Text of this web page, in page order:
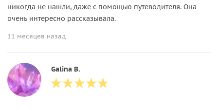
никогда не нашли, даже с помощью путеводителя. Она
очень интересно рассказывала.
11 месяцев назад
Galina B.